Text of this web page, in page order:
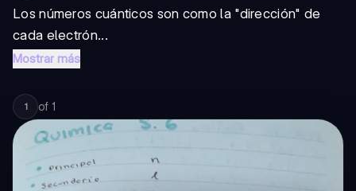
Los números cuánticos son como la "dirección" de
cada electrón...
Mostrar más
1 of 1